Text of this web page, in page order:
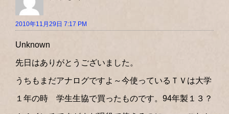
2010年11月29日 7:17 PM
Unknown
先日はありがとうございました。
うちもまだアナログですよ～今使っているＴＶは大学
１年の時 学生生協で買ったものです。94年製１３？